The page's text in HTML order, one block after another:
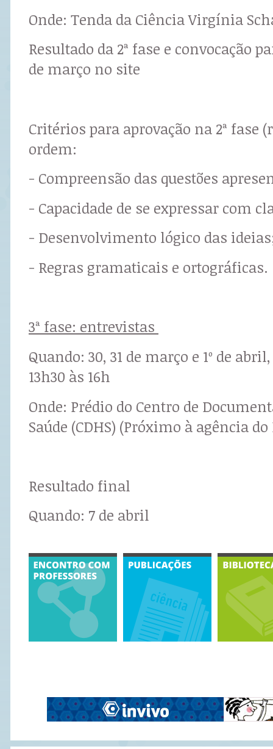
Onde: Tenda da Ciência Virgínia
Resultado da 2ª fase e convocação
de março no site
Critérios para aprovação na 2ª fase
ordem:
- Compreensão das questões
- Capacidade de se expressar com
- Desenvolvimento lógico das
- Regras gramaticais e ortográficas.
3ª fase: entrevistas
Quando: 30, 31 de março e 1º de
13h30 às 16h
Onde: Prédio do Centro de
Saúde (CDHS) (Próximo à agência
Resultado final
Quando: 7 de abril